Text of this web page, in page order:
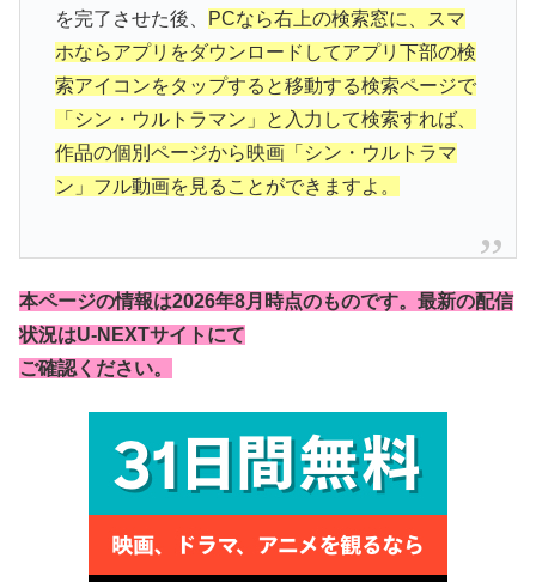
を完了させた後、
PCなら右上の検索窓に、スマ
ホならアプリをダウンロードしてアプリ下部の検
索アイコンをタップすると移動する検索ページで
「シン・ウルトラマン」と入力して検索すれば、
作品の個別ページから映画「シン・ウルトラマ
ン」フル動画を見ることができますよ。
本ページの情報は2026年8月時点のものです。最新の配信
状況はU-NEXTサイトにて
ご確認ください。